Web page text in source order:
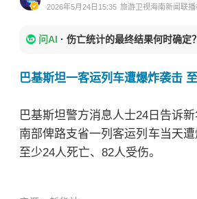
2026年5月24日15:35 旅游卫视海南新闻联
问AI · 伤亡统计的最终结果何时确定？
巴基斯坦一客运列车遭爆炸袭击
巴基斯坦警方消息人士24日告诉
南部俾路支省一列客运列车当天
至少24人死亡、82人受伤。